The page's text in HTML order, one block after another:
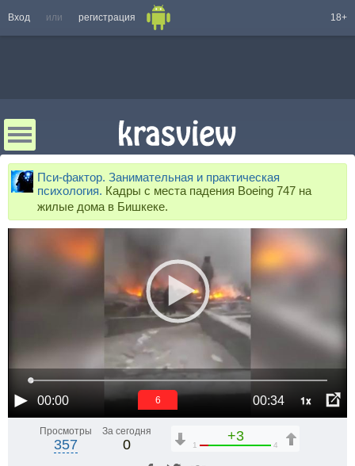
Вход или регистрация 18+
Пси-фактор. Занимательная и практическая
психология. Кадры с места падения Boeing 747 на
жилые дома в Бишкеке.
00:00 00:34 1x
6
Просмотры
357
За сегодня
0
+3
1 4